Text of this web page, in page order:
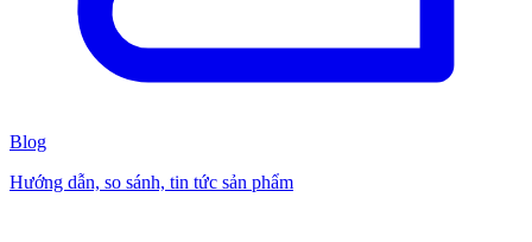
Blog
Hướng dẫn, so sánh, tin tức sản phẩm